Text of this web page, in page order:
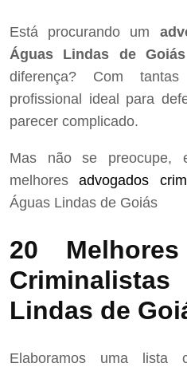
Está procurando um
Águas Lindas de Goiás
diferença? Com
profissional ideal para
parecer complicado.
Mas não se preocupe,
melhoresadvogados
Águas Lindas de Goiás
20
Lindas de
Elaboramos uma lista